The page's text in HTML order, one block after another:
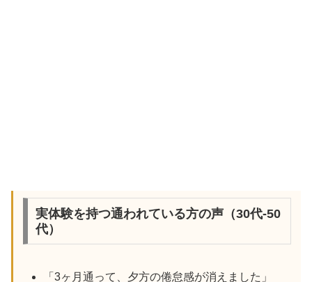
実体験を持つ通われている方の声（30代-50
代）
「3ヶ月通って、夕方の倦怠感が消えました」